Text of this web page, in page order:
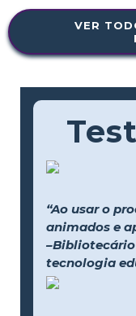
VER
“Ao usar o
animados e
–Bibliotecário
tecnologia